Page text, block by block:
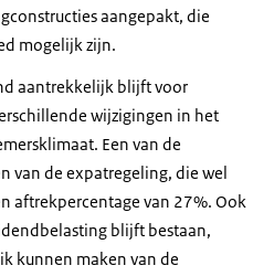
aangepakt, die
mogelijk zijn.
aantrekkelijk blijft voor
wijzigingen in het
Een van de
van de expatregeling, die wel
aftrekpercentage van 27%. Ook
blijft bestaan,
kunnen maken van de